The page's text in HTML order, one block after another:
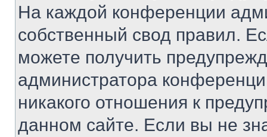
На каждой конференции
собственный свод правил.
можете получить
администратора
никакого отношения к
данном сайте. Если вы не